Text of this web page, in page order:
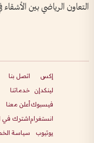
التعاون الرياضي بين
إكس
لينكدإن
فيسبوك
انستغرام
يوتيوب
اتصل بنا
خدماتنا
أعلن معنا
اشترك في
سياسة